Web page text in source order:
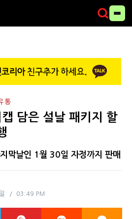
통
캡 담은 설날 패키지 할
막날인 1월 30일 자정까지 판매
03:49 PM